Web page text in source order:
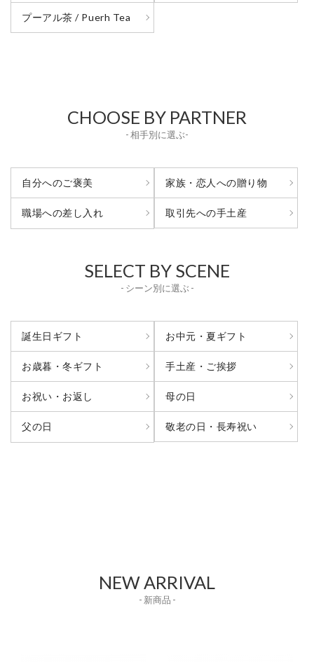
プーアル茶 / Puerh Tea
CHOOSE BY PARTNER
- 相手別に選ぶ-
自分へのご褒美 家族・恋人への贈り物
職場への差し入れ 取引先への手土産
SELECT BY SCENE
- シーン別に選ぶ -
誕生日ギフト お中元・夏ギフト
お歳暮・冬ギフト 手土産・ご挨拶
お祝い・お返し 母の日
父の日 敬老の日・長寿祝い
NEW ARRIVAL
- 新商品 -